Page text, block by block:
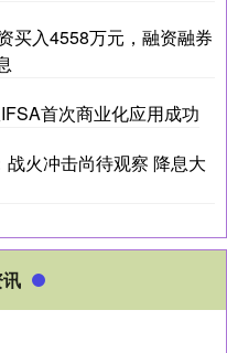
买入4558万元，融资融券
首次商业化应用成功
火冲击尚待观察 降息大